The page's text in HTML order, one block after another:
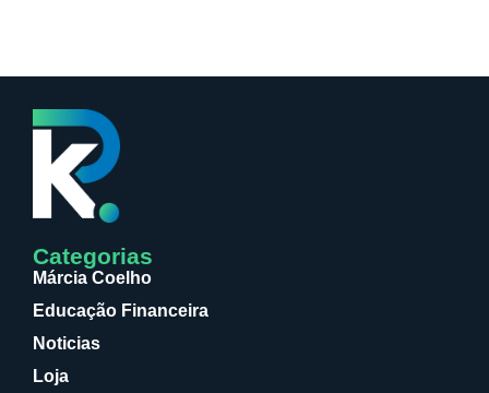
Categorias
Márcia Coelho
Educação Financeira
Noticias
Loja